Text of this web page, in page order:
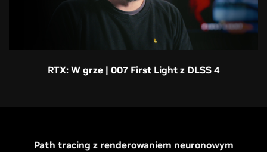
RTX: W grze | 007 First Light z DLSS 4
Path tracing z renderowaniem neuronowym